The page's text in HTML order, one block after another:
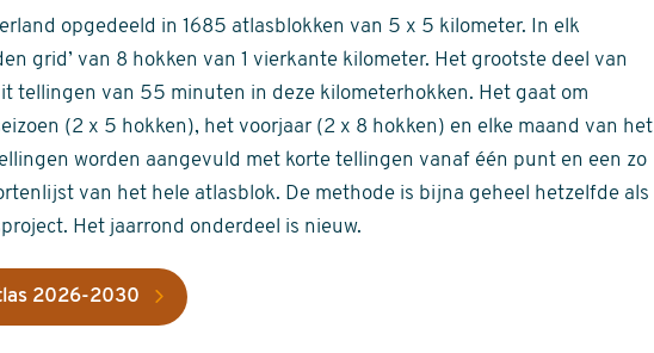
opgedeeld in 1685 atlasblokken van 5 x 5 kilometer. In elk
grid’ van 8 hokken van 1 vierkante kilometer. Het grootste deel van
tellingen van 55 minuten in deze kilometerhokken. Het gaat om
(2 x 5 hokken), het voorjaar (2 x 8 hokken) en elke maand van het
worden aangevuld met korte tellingen vanaf één punt en een zo
van het hele atlasblok. De methode is bijna geheel hetzelfde als
Het jaarrond onderdeel is nieuw.
2026-2030